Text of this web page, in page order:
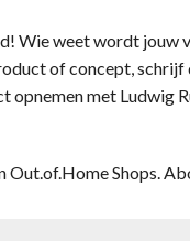
Wie weet wordt jouw
of concept,
opnemen met Ludwig
Shops.